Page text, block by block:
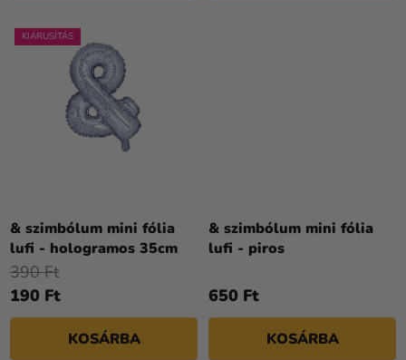
KIÁRUSÍTÁS
& szimbólum mini fólia
lufi - hologramos 35cm
190 Ft
390 Ft
KOSÁRBA
& szimbólum mini fólia
lufi - piros
650 Ft
KOSÁRBA